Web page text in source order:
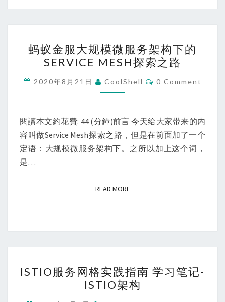
蚁
金
服
大
模
微
服
构
SERVICE
索
之
蚂蚁金服大规模微服务架构下的
SERVICE MESH探索之路
2020年8月21日 CoolShell Comments
0 Comment
閱讀本文約花費: 44 (分鐘)前言 今天给大家带来的内
容叫做Service Mesh探索之路，但是在前面加了一个
定语：大规模微服务架构下。之所以加上这个词，
是…
READ MOREREAD MORE
服
务
ISTIO服务网格实践指南 学习笔记-
ISTIO架构